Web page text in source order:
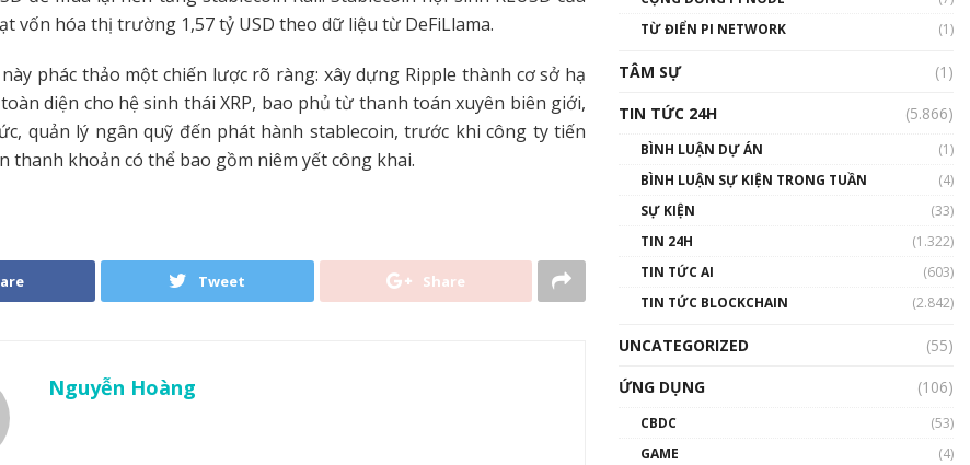
vốn hóa thị trường 1,57 tỷ USD theo dữ liệu từ DeFiLlama.
phác thảo một chiến lược rõ ràng: xây dựng Ripple thành cơ sở hạ
diện cho hệ sinh thái XRP, bao phủ từ thanh toán xuyên biên giới,
quản lý ngân quỹ đến phát hành stablecoin, trước khi công ty tiến
thanh khoản có thể bao gồm niêm yết công khai.
Tweet Share
Nguyễn Hoàng
Talkshow17: Mùa đông
Crypto – Chiếc khăn gió ấm
01:49:30
Talkshow 14: MemeCoin –
TỪ ĐIỂN PI NETWORK
(1)
TÂM SỰ
(1)
TIN TỨC 24H
(5.866)
BÌNH LUẬN DỰ ÁN
(1)
BÌNH LUẬN SỰ KIỆN TRONG TUẦN
(4)
SỰ KIỆN
(33)
TIN 24H
(1.322)
TIN TỨC AI
(603)
TIN TỨC BLOCKCHAIN
(2.842)
UNCATEGORIZED
(55)
ỨNG DỤNG
(106)
CBDC
(53)
GAME
(4)